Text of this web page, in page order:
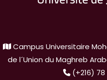
Campus Universitaire
de l´Union du Maghreb
(+216) 78